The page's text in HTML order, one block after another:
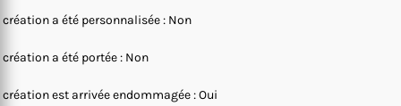
création a été personnalisée : Non
création a été portée : Non
création est arrivée endommagée : Oui